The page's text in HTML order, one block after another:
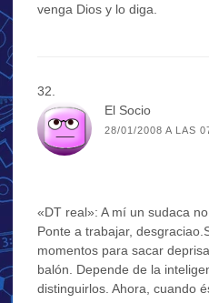
venga Dios y lo diga.
El Socio
28/01/2008 A LAS
«DT real»: A mí un sudaca
Ponte a trabajar,
momentos para sacar
balón. Depende de la
distinguirlos. Ahora, cuando